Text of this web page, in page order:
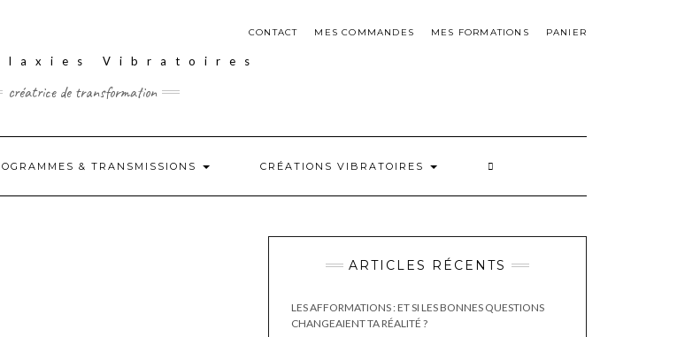
CONTACT MES COMMANDES MES FORMATIONS PANIER
créatrice de transformation
& TRANSMISSIONS CRÉATIONS VIBRATOIRES
ARTICLES RÉCENTS
LES AFFORMATIONS : ET SI LES BONNES QUESTIONS
CHANGEAIENT TA RÉALITÉ ?